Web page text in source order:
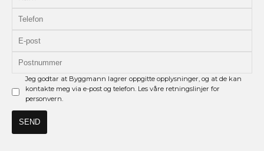
Jeg godtar at Byggmann lagrer oppgitte opplysninger, og at de kan
kontakte meg via e-post og telefon. Les våre retningslinjer for
personvern.